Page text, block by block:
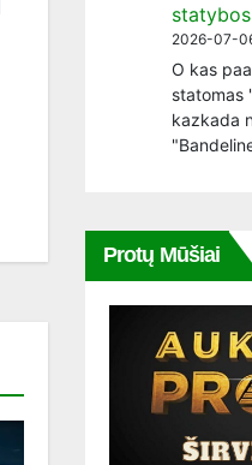
2026-07-
O kas
statomas
kazkada
Protų Mūšiai